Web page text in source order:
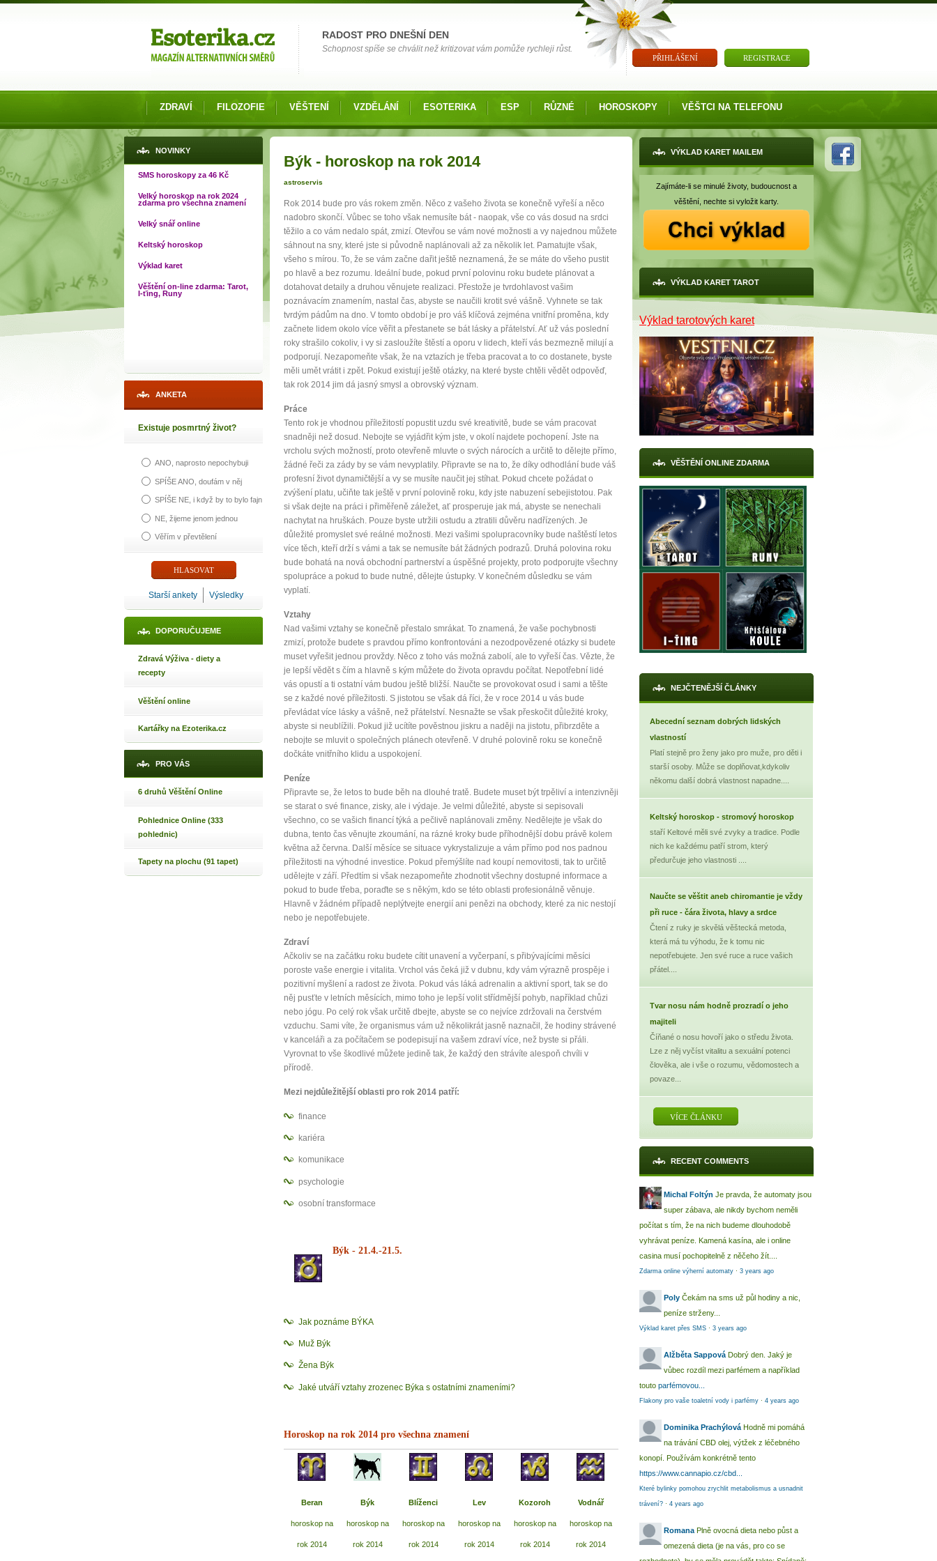
RADOST PRO DNEŠNÍ DEN
Schopnost spíše se chválit než kritizovat vám pomůže rychleji růst.
PŘIHLÁŠENÍ REGISTRACE
ZDRAVÍ FILOZOFIE VĚŠTENÍ VZDĚLÁNÍ ESOTERIKA ESP RŮZNÉ HOROSKOPY VĚŠTCI NA TELEFONU
NOVINKY
SMS horoskopy za 46 Kč
Velký horoskop na rok 2024
zdarma pro všechna znamení
Velký snář online
Keltský horoskop
Výklad karet
Věštění on-line zdarma: Tarot,
I-ťing, Runy
ANKETA
Existuje posmrtný život?
ANO, naprosto nepochybuji
SPÍŠE ANO, doufám v něj
SPÍŠE NE, i když by to bylo fajn
NE, žijeme jenom jednou
Věřím v převtělení
Starší ankety Výsledky
DOPORUČUJEME
Zdravá Výživa - diety a
recepty
Věštění online
Kartářky na Ezoterika.cz
PRO VÁS
6 druhů Věštění Online
Pohlednice Online (333
pohlednic)
Tapety na plochu (91 tapet)
Býk - horoskop na rok 2014
astroservis
Rok 2014 bude pro vás rokem změn. Něco z vašeho života se konečně vyřeší a něco
nadobro skončí. Vůbec se toho však nemusíte bát - naopak, vše co vás dosud na srdci
těžilo a co vám nedalo spát, zmizí. Otevřou se vám nové možnosti a vy najednou můžete
sáhnout na sny, které jste si původně naplánovali až za několik let. Pamatujte však,
všeho s mírou. To, že se vám začne dařit ještě neznamená, že se máte do všeho pustit
po hlavě a bez rozumu. Ideální bude, pokud první polovinu roku budete plánovat a
dotahovat detaily a druhou věnujete realizaci. Přestože je tvrdohlavost vašim
poznávacím znamením, nastal čas, abyste se naučili krotit své vášně. Vyhnete se tak
tvrdým pádům na dno. V tomto období je pro váš klíčová zejména vnitřní proměna, kdy
začnete lidem okolo více věřit a přestanete se bát lásky a přátelství. Ať už vás poslední
roky strašilo cokoliv, i vy si zasloužíte štěstí a oporu v lidech, kteří vás bezmezně milují a
podporují. Nezapomeňte však, že na vztazích je třeba pracovat a to co dostanete, byste
měli umět vrátit i zpět. Pokud existují ještě otázky, na které byste chtěli vědět odpověď,
tak rok 2014 jim dá jasný smysl a obrovský význam.
Práce
Tento rok je vhodnou příležitostí popustit uzdu své kreativitě, bude se vám pracovat
snadněji než dosud. Nebojte se vyjádřit kým jste, v okolí najdete pochopení. Jste na
vrcholu svých možností, proto otevřeně mluvte o svých nárocích a určitě to dělejte přímo,
žádné řeči za zády by se vám nevyplatily. Připravte se na to, že díky odhodlání bude váš
profesní život dynamičtější a vy se musíte naučit jej stíhat. Pokud chcete požádat o
zvýšení platu, učiňte tak ještě v první polovině roku, kdy jste nabuzení sebejistotou. Pak
si však dejte na práci i přiměřeně záležet, ať prosperuje jak má, abyste se nenechali
nachytat na hruškách. Pouze byste utržili ostudu a ztratili důvěru nadřízených. Je
důležité promyslet své reálné možnosti. Mezi vašimi spolupracovníky bude naštěstí letos
více těch, kteří drží s vámi a tak se nemusíte bát žádných podrazů. Druhá polovina roku
bude bohatá na nová obchodní partnerství a úspěšné projekty, proto podporujte všechny
spolupráce a pokud to bude nutné, dělejte ústupky. V konečném důsledku se vám
vyplatí.
Vztahy
Nad vašimi vztahy se konečně přestalo smrákat. To znamená, že vaše pochybnosti
zmizí, protože budete s pravdou přímo konfrontováni a nezodpovězené otázky si budete
muset vyřešit jednou provždy. Něco z toho vás možná zabolí, ale to vyřeší čas. Vězte, že
je lepší vědět s čím a hlavně s kým můžete do života opravdu počítat. Nepotřební lidé
vás opustí a ti ostatní vám budou ještě bližší. Naučte se provokovat osud i sami a těšte
se z každé nové příležitosti. S jistotou se však dá říci, že v roce 2014 u vás bude
převládat více lásky a vášně, než přátelství. Nesnažte se však přeskočit důležité kroky,
abyste si neublížili. Pokud již ucítíte pověstnou jiskru a naději na jistotu, přibrzděte a
nebojte se mluvit o společných plánech otevřeně. V druhé polovině roku se konečně
dočkáte vnitřního klidu a uspokojení.
Peníze
Připravte se, že letos to bude běh na dlouhé tratě. Budete muset být trpěliví a intenzivněji
se starat o své finance, zisky, ale i výdaje. Je velmi důležité, abyste si sepisovali
všechno, co se vašich financí týká a pečlivě naplánovali změny. Nedělejte je však do
dubna, tento čas věnujte zkoumání, na rázné kroky bude příhodnější dobu právě kolem
května až června. Další měsíce se situace vykrystalizuje a vám přímo pod nos padnou
příležitosti na výhodné investice. Pokud přemýšlíte nad koupí nemovitosti, tak to určitě
udělejte v září. Předtím si však nezapomeňte zhodnotit všechny dostupné informace a
pokud to bude třeba, poraďte se s někým, kdo se této oblasti profesionálně věnuje.
Hlavně v žádném případě neplýtvejte energií ani penězi na obchody, které za nic nestojí
nebo je nepotřebujete.
Zdraví
Ačkoliv se na začátku roku budete cítit unavení a vyčerpaní, s přibývajícími měsíci
poroste vaše energie i vitalita. Vrchol vás čeká již v dubnu, kdy vám výrazně prospěje i
pozitivní myšlení a radost ze života. Pokud vás láká adrenalin a aktivní sport, tak se do
něj pusťte v letních měsících, mimo toho je lepší volit střídmější pohyb, například chůzi
nebo jógu. Po celý rok však určitě dbejte, abyste se co nejvíce zdržovali na čerstvém
vzduchu. Sami víte, že organismus vám už několikrát jasně naznačil, že hodiny strávené
v kanceláři a za počítačem se podepisují na vašem zdraví více, než byste si přáli.
Vyrovnat to vše škodlivé můžete jedině tak, že každý den strávíte alespoň chvíli v
přírodě.
Mezi nejdůležitější oblasti pro rok 2014 patří:
finance
kariéra
komunikace
psychologie
osobní transformace
Býk - 21.4.-21.5.
Jak poznáme BÝKA
Muž Býk
Žena Býk
Jaké utváří vztahy zrozenec Býka s ostatními znameními?
Horoskop na rok 2014 pro všechna znamení
Beran
horoskop na
rok 2014
Býk
horoskop na
rok 2014
Blíženci
horoskop na
rok 2014
Lev
horoskop na
rok 2014
Kozoroh
horoskop na
rok 2014
Vodnář
horoskop na
rok 2014
VÝKLAD KARET MAILEM
Zajímáte-li se minulé životy, budoucnost a
věštění, nechte si vyložit karty.
VÝKLAD KARET TAROT
Výklad tarotových karet
VĚŠTĚNÍ ONLINE ZDARMA
NEJČTENĚJŠÍ ČLÁNKY
Abecední seznam dobrých lidských
vlastností
Platí stejně pro ženy jako pro muže, pro děti i
starší osoby. Může se doplňovat,kdykoliv
někomu další dobrá vlastnost napadne....
Keltský horoskop - stromový horoskop
staří Keltové měli své zvyky a tradice. Podle
nich ke každému patří strom, který
předurčuje jeho vlastnosti ....
Naučte se věštit aneb chiromantie je vždy
při ruce - čára života, hlavy a srdce
Čtení z ruky je skvělá věštecká metoda,
která má tu výhodu, že k tomu nic
nepotřebujete. Jen své ruce a ruce vašich
přátel....
Tvar nosu nám hodně prozradí o jeho
majiteli
Číňané o nosu hovoří jako o středu života.
Lze z něj vyčíst vitalitu a sexuální potenci
člověka, ale i vše o rozumu, vědomostech a
povaze...
VÍCE ČLÁNKU
RECENT COMMENTS
Michal Foltýn Je pravda, že automaty jsou
super zábava, ale nikdy bychom neměli
počítat s tím, že na nich budeme dlouhodobě
vyhrávat peníze. Kamená kasína, ale i online
casina musí pochopitelně z něčeho žít....
Zdarma online výherní automaty · 3 years ago
Poly Čekám na sms už půl hodiny a nic,
peníze strženy...
Výklad karet přes SMS · 3 years ago
Alžběta Sappová Dobrý den. Jaký je
vůbec rozdíl mezi parfémem a například
touto parfémovou...
Flakony pro vaše toaletní vody i parfémy · 4 years ago
Dominika Prachýlová Hodně mi pomáhá
na trávání CBD olej, výtžek z léčebného
konopí. Používám konkrétně tento
https://www.cannapio.cz/cbd...
Které bylinky pomohou zrychlit metabolismus a usnadnit
trávení? · 4 years ago
Romana Plně ovocná dieta nebo půst a
omezená dieta (je na vás, pro co se